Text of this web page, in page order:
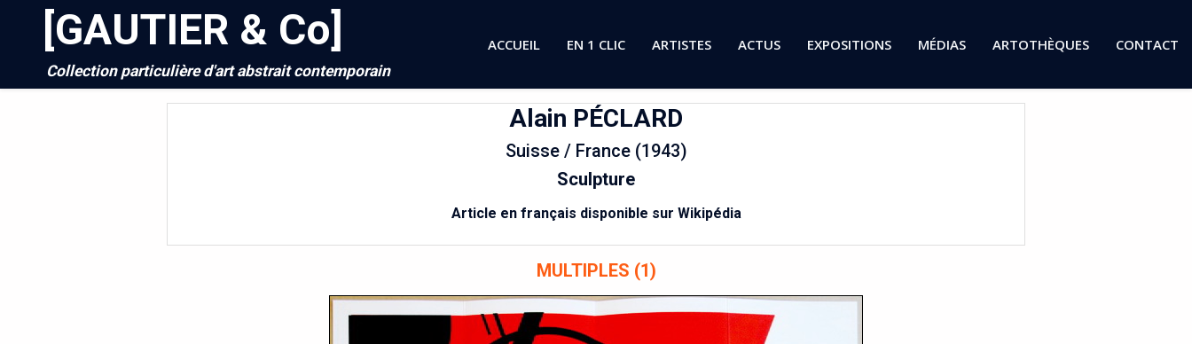
[GAUTIER & Co]
Collection particulière d'art abstrait contemporain
ACCUEIL EN 1 CLIC ARTISTES ACTUS EXPOSITIONS MÉDIAS ARTOTHÈQUES CONTACT
Alain PÉCLARD
Suisse / France (1943)
Sculpture
Article en français disponible sur Wikipédia
MULTIPLES (1)